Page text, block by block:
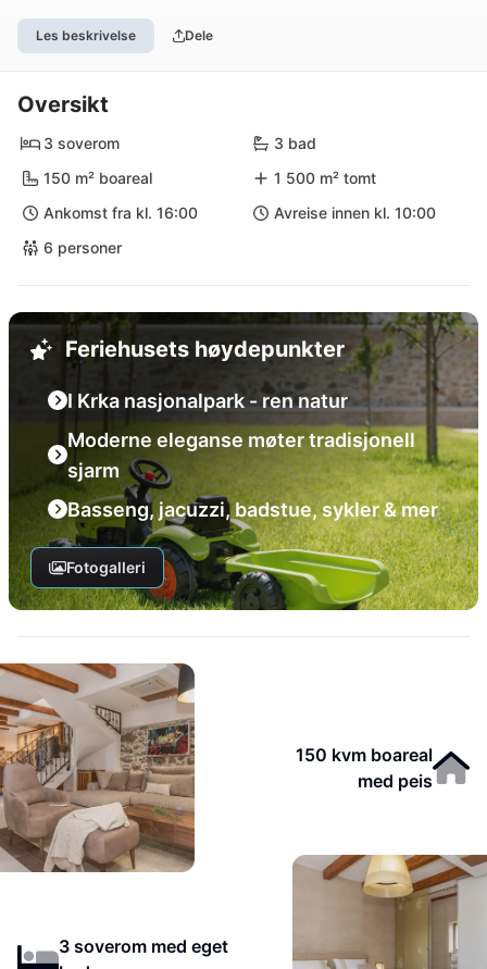
Les beskrivelse Dele
Oversikt
3 soverom
3 bad
150 m² boareal
1 500 m² tomt
Ankomst fra kl. 16:00
Avreise innen kl. 10:00
6 personer
Feriehusets høydepunkter
I Krka nasjonalpark - ren natur
Moderne eleganse møter tradisjonell
sjarm
Basseng, jacuzzi, badstue, sykler & mer
Fotogalleri
150 kvm boareal
med peis
3 soverom med eget